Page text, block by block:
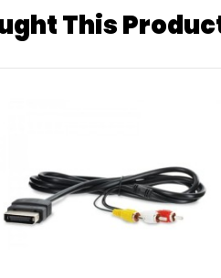
This